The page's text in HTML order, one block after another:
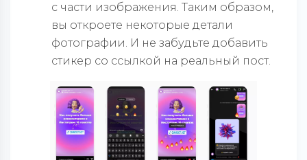
с части изображения. Таким образом,
вы откроете некоторые детали
фотографии. И не забудьте добавить
стикер со ссылкой на реальный пост.